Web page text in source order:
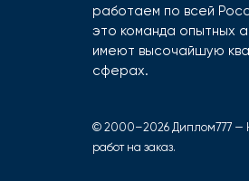
работаем по всей
это команда опытных
имеют высочайшую
сферах.
© 2000–2026 Диплом777 —
работ на заказ.